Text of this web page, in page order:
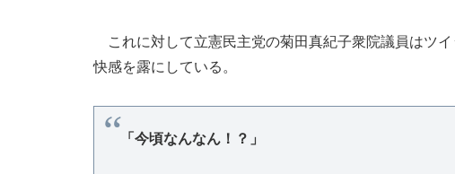
これに対して立憲民主党の菊田真紀子衆院議員はツ
快感を露にしている。
「今頃なんなん！？」